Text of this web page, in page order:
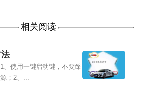
相关阅读
、使用一键启动键，不要踩
；2、...